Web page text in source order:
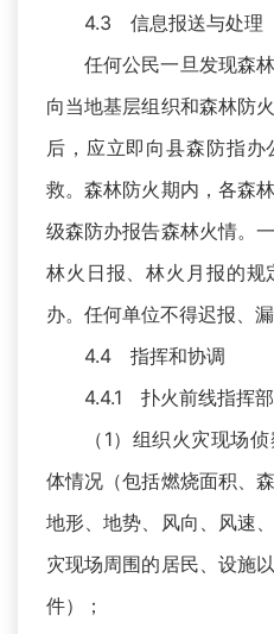
4.3 信息报送与处理
任何公民一旦发现森
向当地基层组织和森林防
后，应立即向县森防指
救。森林防火期内，各森
级森防办报告森林火情。
林火日报、林火月报的
办。任何单位不得迟报、
4.4 指挥和协调
4.4.1 扑火前线指挥
（1）组织火灾现场
体情况（包括燃烧面积、
地形、地势、风向、风速
灾现场周围的居民、设施
件）；